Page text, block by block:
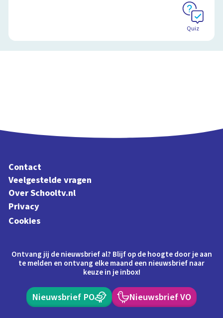
Quiz
Contact
Veelgestelde vragen
Over Schooltv.nl
Privacy
Cookies
Ontvang jij de nieuwsbrief al? Blijf op de hoogte door je aan
te melden en ontvang elke maand een nieuwsbrief naar
keuze in je inbox!
Nieuwsbrief PO Nieuwsbrief VO